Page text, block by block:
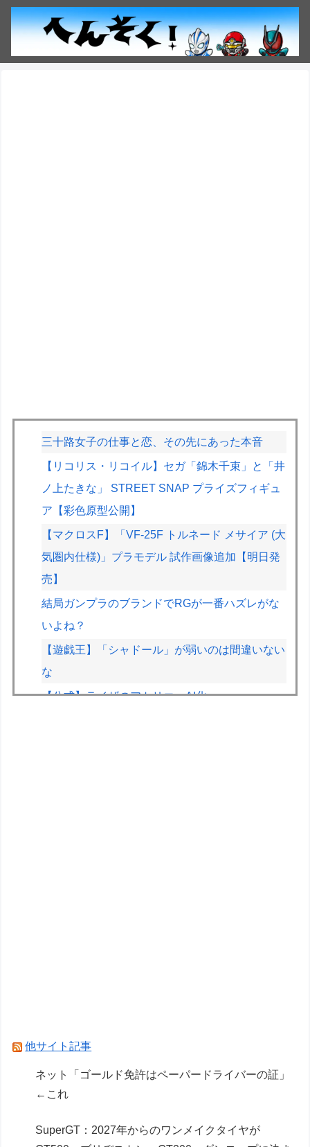
三十路女子の仕事と恋、その先にあった本音
【リコリス・リコイル】セガ「錦木千束」と「井
ノ上たきな」 STREET SNAP プライズフィギュ
ア【彩色原型公開】
【マクロスF】「VF-25F トルネード メサイア (大
気圏内仕様)」プラモデル 試作画像追加【明日発
売】
結局ガンプラのブランドでRGが一番ハズレがな
いよね？
【遊戯王】「シャドール」が弱いのは間違いない
な
【公式】ライザのアトリエ、AI化ｗｗｗ
仏F1記者「アロンソが2年契約延長に向けアスト
ンマーチンに年間4000万ユーロ（約72.8億円）
を要求」
他サイト記事
ネット「ゴールド免許はペーパードライバーの証」
←これ
SuperGT：2027年からのワンメイクタイヤが